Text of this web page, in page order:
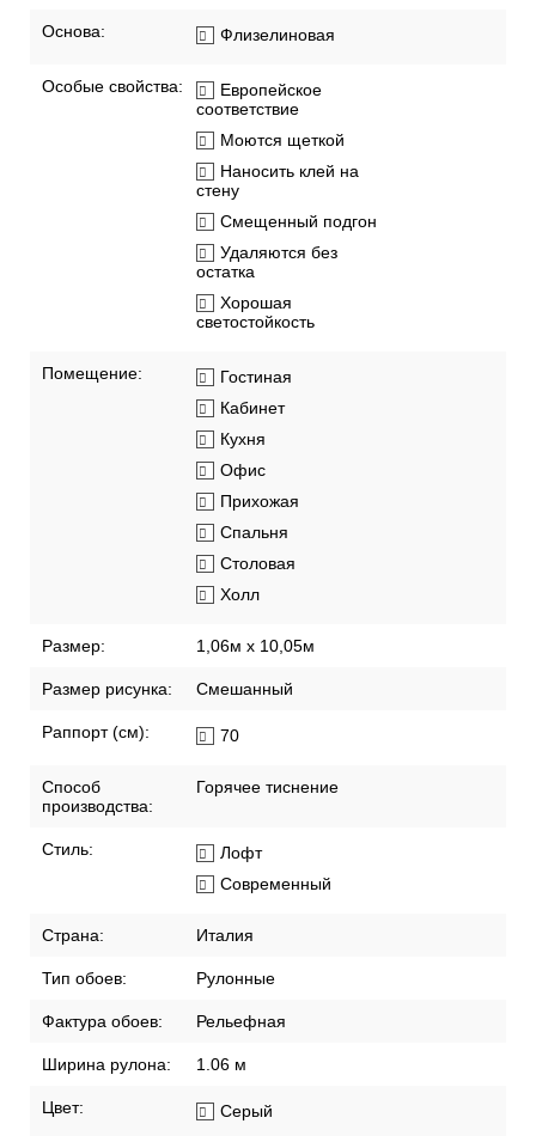
Основа: Флизелиновая
Особые свойства:
Европейское
соответствие
Моются щеткой
Наносить клей на
стену
Смещенный подгон
Удаляются без
остатка
Хорошая
светостойкость
Помещение:
Гостиная
Кабинет
Кухня
Офис
Прихожая
Спальня
Столовая
Холл
Размер: 1,06м х 10,05м
Размер рисунка: Смешанный
Раппорт (см): 70
Способ
производства:
Горячее тиснение
Стиль:
Лофт
Современный
Страна: Италия
Тип обоев: Рулонные
Фактура обоев: Рельефная
Ширина рулона: 1.06 м
Цвет: Серый